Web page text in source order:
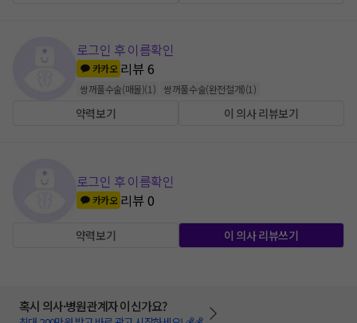
로그인 후 이름확인
카카오 리뷰6
쌍꺼풀수술(매몰)(1 ) 쌍꺼풀수술(완전절개)(1 )
약력보기 이 의사 리뷰보기
로그인 후 이름확인
카카오 리뷰0
약력보기 이 의사 리뷰쓰기
혹시 의사·병원관계자 이신가요?